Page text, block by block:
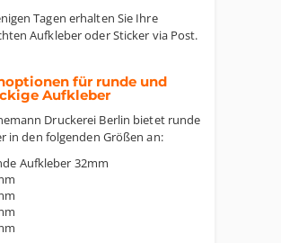
Tagen erhalten Sie Ihre
Aufkleber oder Sticker via Post.
für runde und
Aufkleber
Druckerei Berlin bietet runde
in den folgenden Größen an:
Aufkleber 32mm